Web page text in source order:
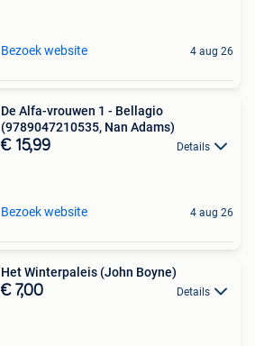
Bezoek website 4 aug 26
De Alfa-vrouwen 1 - Bellagio
(9789047210535, Nan Adams)
€ 15,99 Details
Bezoek website 4 aug 26
Het Winterpaleis (John Boyne)
€ 7,00 Details